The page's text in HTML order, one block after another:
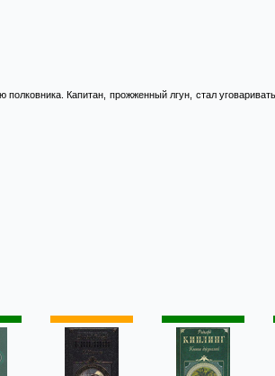
Капитан, прожженный лгун, стал